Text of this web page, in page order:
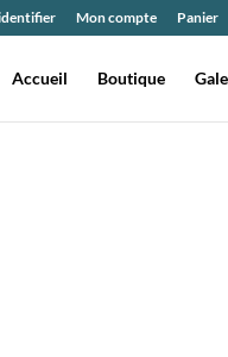
Mon compte Panier
Accueil Boutique